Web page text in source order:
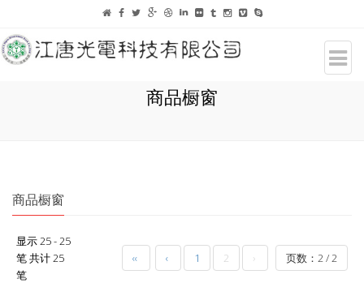
商品橱窗
商品橱窗
显示 25 - 25
笔 共计 25
笔
‹‹ ‹ 1 2 › 页数：2 / 2